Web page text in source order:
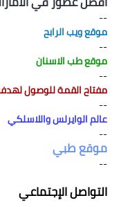
--
موقع ويب الرابح
--
موقع طب الاسنان
--
مفتاح القمة للوصول
--
عالم الوايرلس واللاسلكي
--
موقع طبي
--
التواصل الإجتماعي